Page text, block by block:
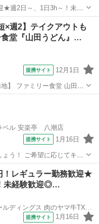
★週2日～、1日3h～！未経
初バイトにもオススメ
×週2】テイクアウトも
堂『山田うどん』…
提携サイト 12月1日
】 ファミリー食堂 山田う
週2日~
／1...
ベル 安楽亭 八潮店
提携サイト 1月16日
う！ ご希望に応じてキッ
人を笑顔にできるお仕事で
事内容： ★☆
！レギュラー勤務歓迎★
未経験歓迎◎…
提携サイト 1月16日